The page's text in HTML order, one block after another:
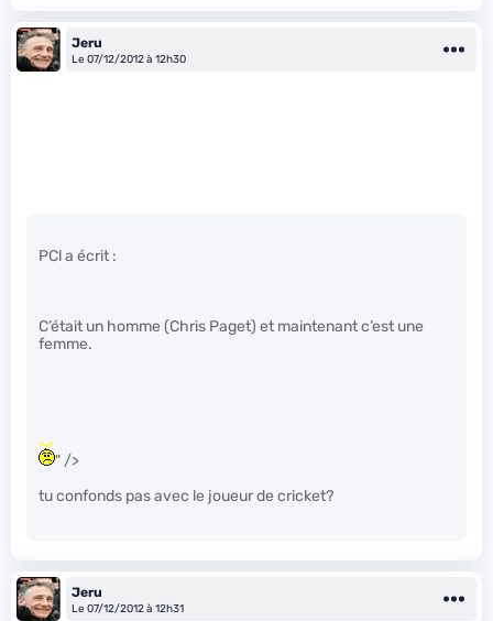
Jeru
Le 07/12/2012 à 12h30
PCl a écrit :
C’était un homme (Chris Paget) et maintenant c’est une
femme.
" />
tu confonds pas avec le joueur de cricket?
Jeru
Le 07/12/2012 à 12h31